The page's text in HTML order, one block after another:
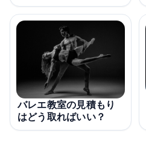
バレエ教室の見積もり
はどう取ればいい？